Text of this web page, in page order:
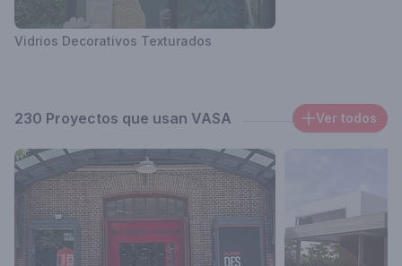
Vidrios Decorativos Texturados
230 Proyectos que usan VASA Ver todos